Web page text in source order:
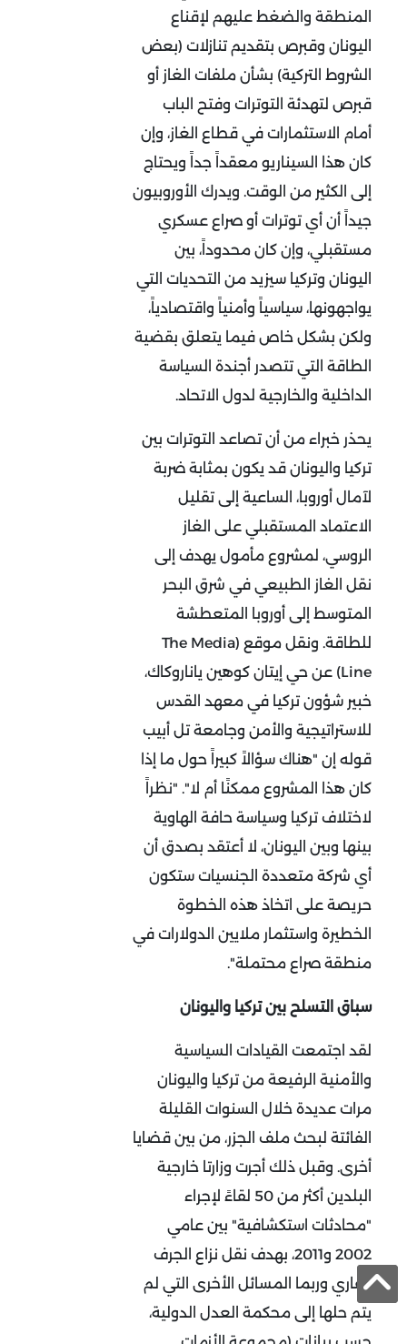
المنطقة والضغط عليهم لإقناع
اليونان وقبرص بتقديم تنازلات (بعض
الشروط التركية) بشأن ملفات الغاز أو
قبرص لتهدئة التوترات وفتح الباب
أمام الاستثمارات في قطاع الغاز، وإن
كان هذا السيناريو معقداً جداً ويحتاج
إلى الكثير من الوقت. ويدرك الأوروبيون
جيداً أن أي توترات أو صراع عسكري
مستقبلي، وإن كان محدوداً، بين
اليونان وتركيا سيزيد من التحديات التي
يواجهونها، سياسياً وأمنياً واقتصادياً،
ولكن بشكل خاص فيما يتعلق بقضية
الطاقة التي تتصدر أجندة السياسة
الداخلية والخارجية لدول الاتحاد.
يحذر خبراء من أن تصاعد التوترات بين
تركيا واليونان قد يكون بمثابة ضربة
لآمال أوروبا، الساعية إلى تقليل
الاعتماد المستقبلي على الغاز
الروسي، لمشروع مأمول يهدف إلى
نقل الغاز الطبيعي في شرق البحر
المتوسط إلى أوروبا المتعطشة
للطاقة. ونقل موقع (The Media
Line) عن حي إيتان كوهين ياناروكاك،
خبير شؤون تركيا في معهد القدس
للاستراتيجية والأمن وجامعة تل أبيب
قوله إن "هناك سؤالاً كبيراً حول ما إذا
كان هذا المشروع ممكنًا أم لا". "نظراً
لاختلاف تركيا وسياسة حافة الهاوية
بينها وبين اليونان، لا أعتقد بصدق أن
أي شركة متعددة الجنسيات ستكون
حريصة على اتخاذ هذه الخطوة
الخطيرة واستثمار ملايين الدولارات في
منطقة صراع محتملة".
سباق التسلح بين تركيا واليونان
لقد اجتمعت القيادات السياسية
والأمنية الرفيعة من تركيا واليونان
مرات عديدة خلال السنوات القليلة
الفائتة لبحث ملف الجزر، من بين قضايا
أخرى. وقبل ذلك أجرت وزارتا خارجية
البلدين أكثر من 50 لقاءً لإجراء
"محادثات استكشافية" بين عامي
2002 و2011، بهدف نقل نزاع الجرف
القاري وربما المسائل الأخرى التي لم
يتم حلها إلى محكمة العدل الدولية،